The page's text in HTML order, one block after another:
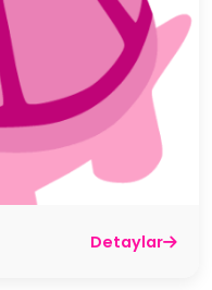
Detaylar